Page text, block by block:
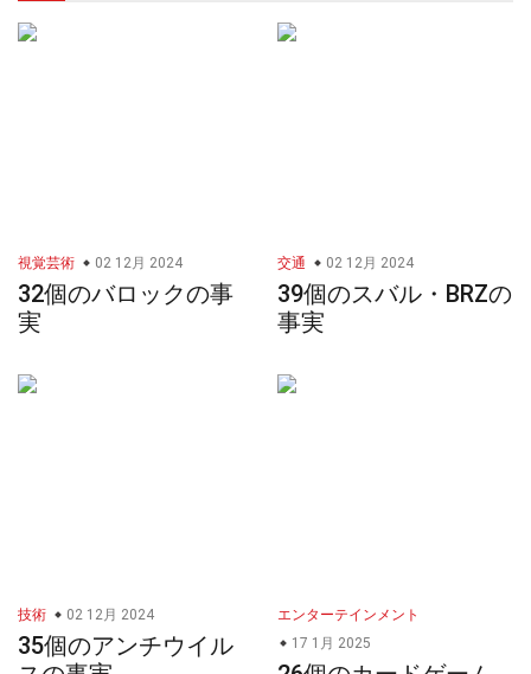
視覚芸術 02 12月 2024
32個のバロックの事
実
交通 02 12月 2024
39個のスバル・BRZの
事実
技術 02 12月 2024
35個のアンチウイル
エンターテインメント
17 1月 2025